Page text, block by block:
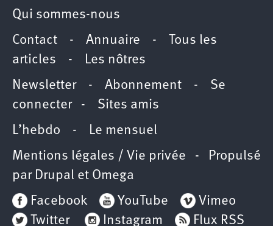
Qui sommes-nous
Contact - Annuaire -
Tous les
articles - Les nôtres
Newsletter- Abonnement - Se
connecter- Sites amis
L’hebdo - Le mensuel
Mentions légales / Vie privée - Propulsé
par Drupal et Omega
Facebook
YouTube
Vimeo
Twitter
Instagram Flux RSS